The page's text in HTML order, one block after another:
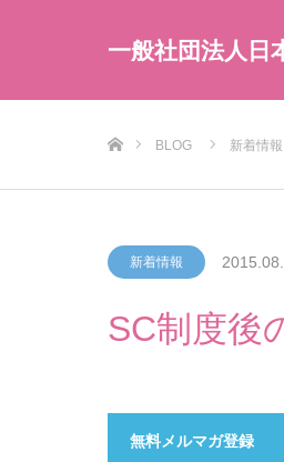
一般社団法人日
BLOG 新着情報
新着情報
SC制度後
無料メルマガ登録